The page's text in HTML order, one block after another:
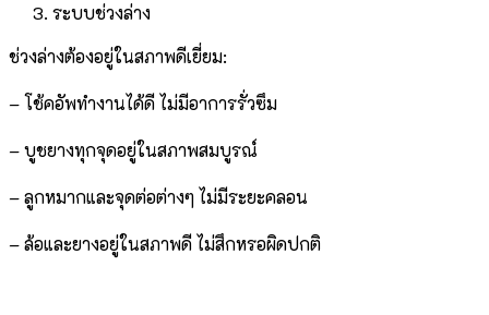
ระบบช่วงล่าง
ช่วงล่างต้องอยู่ในสภาพดีเยี่ยม:
– โช้คอัพทำงานได้ดี ไม่มีอาการรั่วซึม
– บูชยางทุกจุดอยู่ในสภาพสมบูรณ์
– ลูกหมากและจุดต่อต่างๆ ไม่มีระยะคลอน
– ล้อและยางอยู่ในสภาพดี ไม่สึกหรอผิดปกติ